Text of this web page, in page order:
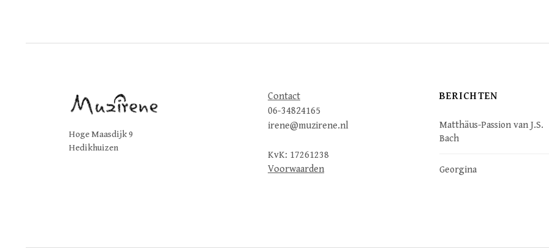
Hoge Maasdijk 9
Hedikhuizen
Contact
06-34824165
irene@muzirene.nl
KvK: 17261238
Voorwaarden
BERICHTEN
Matthäus-Passion van J.S.
Bach
Georgina